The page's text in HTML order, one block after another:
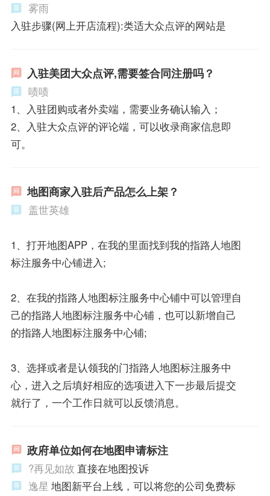
雾雨
入驻步骤(网上开店流程):类适大众点评的网站是
入驻美团大众点评,需要签合同注册吗？
啧啧
1、入驻团购或者外卖端，需要业务确认输入；
2、入驻大众点评的评论端，可以收录商家信息即
可。
地图商家入驻后产品怎么上架？
盖世英雄
1、打开地图APP，在我的里面找到我的指路人地图
标注服务中心铺进入;
2、在我的指路人地图标注服务中心铺中可以管理自
己的指路人地图标注服务中心铺，也可以新增自己
的指路人地图标注服务中心铺;
3、选择或者是认领我的门指路人地图标注服务中
心，进入之后填好相应的选项进入下一步最后提交
就行了，一个工作日就可以反馈消息。
政府单位如何在地图申请标注
?再见如故 直接在地图投诉
逸星 地图新平台上线，可以将您的公司免费标